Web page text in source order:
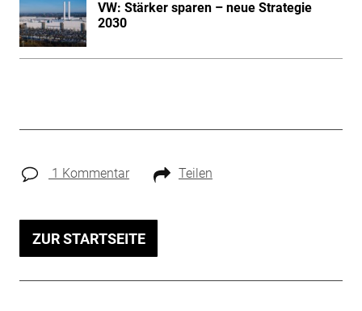
VW: Stärker sparen – neue Strategie
2030
1 Kommentar Teilen
ZUR STARTSEITE